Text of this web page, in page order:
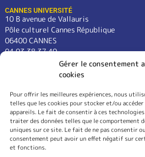
Gérer le consentement
cookies
Pour offrir les meilleures expériences, nous
telles que les cookies pour stocker et/ou
appareils. Le fait de consentir à ces
traiter des données telles que le comportement
uniques sur ce site. Le fait de ne pas consentir
consentement peut avoir un effet négatif sur
et fonctions.
CANNES UNIVERSITÉ
10 B avenue de Vallauris
Pôle culturel Cannes République
06400 CANNES
04 93 38 37 49
contact@cannes-universite.fr
COURS
LANGUES
CONFÉRENCES
SORTIES
L’ASSOCIATION